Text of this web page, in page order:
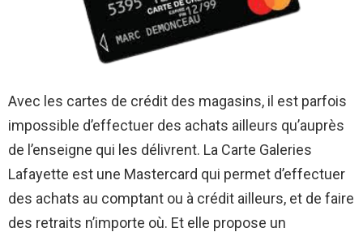
Avec les cartes de crédit des magasins, il est parfois
impossible d’effectuer des achats ailleurs qu’auprès
de l’enseigne qui les délivrent. La Carte Galeries
Lafayette est une Mastercard qui permet d’effectuer
des achats au comptant ou à crédit ailleurs, et de faire
des retraits n’importe où. Et elle propose un